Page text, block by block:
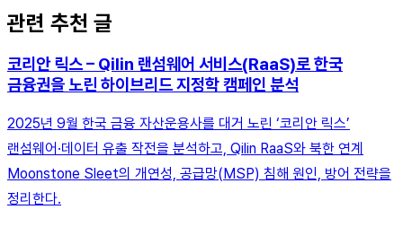
관련 추천 글
코리안 릭스 – Qilin 랜섬웨어 서비스(RaaS)로 한국
금융권을 노린 하이브리드 지정학 캠페인 분석
2025년 9월 한국 금융 자산운용사를 대거 노린 ‘코리안 릭스’
랜섬웨어·데이터 유출 작전을 분석하고, Qilin RaaS와 북한 연계
Moonstone Sleet의 개연성, 공급망(MSP) 침해 원인, 방어 전략을
정리한다.